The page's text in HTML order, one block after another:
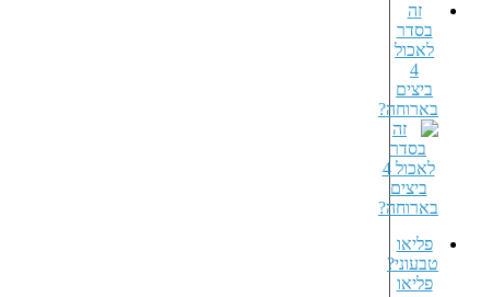
זה
בסדר
לאכול
4
ביצים
בארוחה?
פליאו
טבעוני?
פליאו